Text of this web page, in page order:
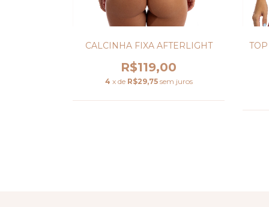
CALCINHA FIXA AFTERLIGHT
R$119,00
4 x de R$29,75 sem juros